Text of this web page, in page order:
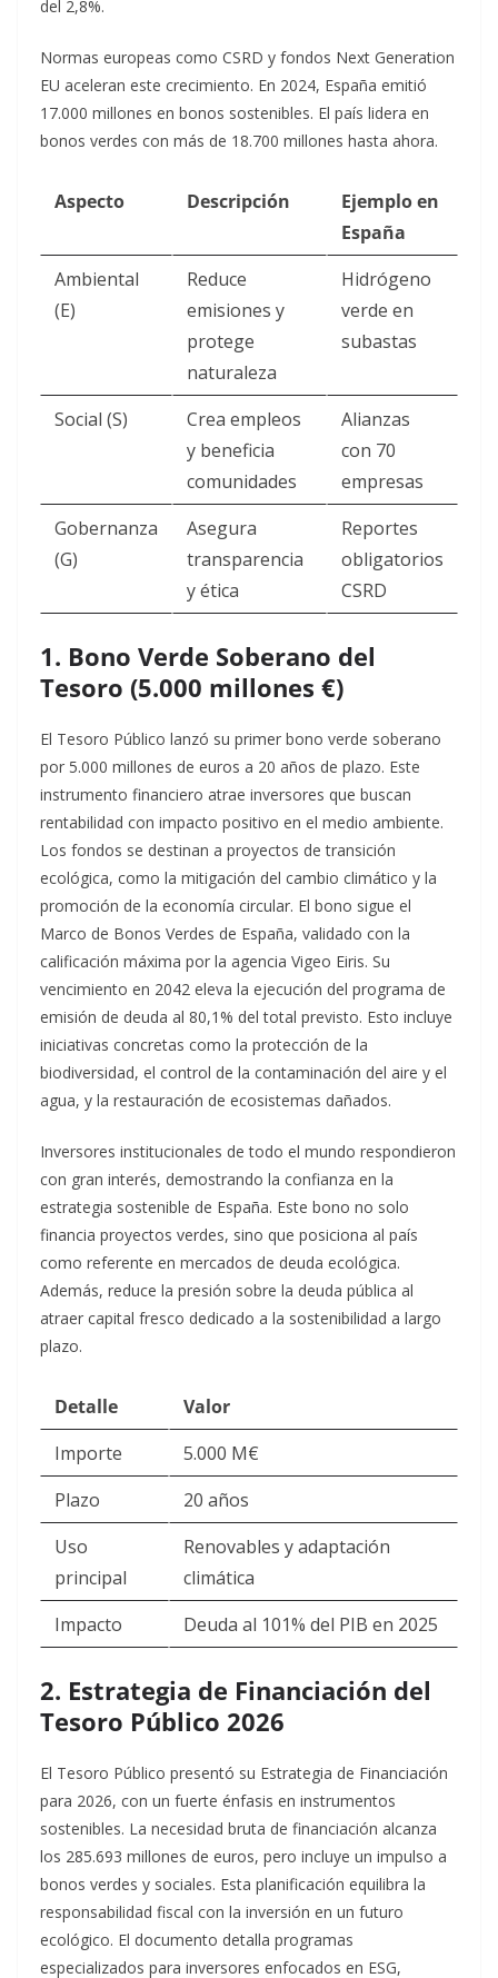
del 2,8%.​
Normas europeas como CSRD y fondos Next Generation
EU aceleran este crecimiento. En 2024, España emitió
17.000 millones en bonos sostenibles. El país lidera en
bonos verdes con más de 18.700 millones hasta ahora.​
Aspecto Descripción
Ejemplo en
España
Ambiental
(E)
Reduce
emisiones y
protege
naturaleza
Hidrógeno
verde en
subastas ​
Social (S)
Crea empleos
y beneficia
comunidades
Alianzas
con 70
empresas ​
Gobernanza
(G)
Asegura
transparencia
y ética
Reportes
obligatorios
CSRD ​
1. Bono Verde Soberano del
Tesoro (5.000 millones €)
El Tesoro Público lanzó su primer bono verde soberano
por 5.000 millones de euros a 20 años de plazo. Este
instrumento financiero atrae inversores que buscan
rentabilidad con impacto positivo en el medio ambiente.
Los fondos se destinan a proyectos de transición
ecológica, como la mitigación del cambio climático y la
promoción de la economía circular.​ El bono sigue el
Marco de Bonos Verdes de España, validado con la
calificación máxima por la agencia Vigeo Eiris. Su
vencimiento en 2042 eleva la ejecución del programa de
emisión de deuda al 80,1% del total previsto. Esto incluye
iniciativas concretas como la protección de la
biodiversidad, el control de la contaminación del aire y el
agua, y la restauración de ecosistemas dañados.​
Inversores institucionales de todo el mundo respondieron
con gran interés, demostrando la confianza en la
estrategia sostenible de España. Este bono no solo
financia proyectos verdes, sino que posiciona al país
como referente en mercados de deuda ecológica.
Además, reduce la presión sobre la deuda pública al
atraer capital fresco dedicado a la sostenibilidad a largo
plazo.​
Detalle
Valor
Importe
5.000 M€ ​
Plazo
20 años
Uso
principal
Renovables y adaptación
climática
Impacto
Deuda al 101% del PIB en 2025 ​
2. Estrategia de Financiación del
Tesoro Público 2026
El Tesoro Público presentó su Estrategia de Financiación
para 2026, con un fuerte énfasis en instrumentos
sostenibles. La necesidad bruta de financiación alcanza
los 285.693 millones de euros, pero incluye un impulso a
bonos verdes y sociales. Esta planificación equilibra la
responsabilidad fiscal con la inversión en un futuro
ecológico.​ El documento detalla programas
especializados para inversores enfocados en ESG,